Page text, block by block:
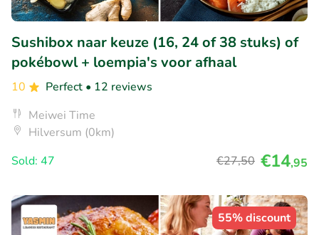
Sushibox naar keuze (16, 24 of 38 stuks) of
pokébowl + loempia's voor afhaal
10 Perfect • 12 reviews
Meiwei Time
Hilversum (0km)
Sold: 47
€27,50 €14,95
55% discount